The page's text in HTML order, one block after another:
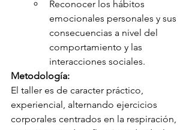
Reconocer los hábitos
emocionales personales y sus
consecuencias a nivel del
comportamiento y las
interacciones sociales.
Metodología:
El taller es de caracter práctico,
experiencial, alternando ejercicios
corporales centrados en la respiración,